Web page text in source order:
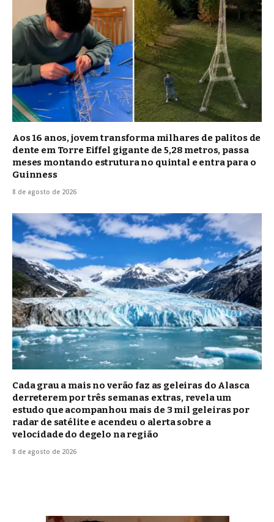
Aos 16 anos, jovem transforma milhares de palitos de
dente em Torre Eiffel gigante de 5,28 metros, passa
meses montando estrutura no quintal e entra para o
Guinness
8 de agosto de 2026
Cada grau a mais no verão faz as geleiras do Alasca
derreterem por três semanas extras, revela um
estudo que acompanhou mais de 3 mil geleiras por
radar de satélite e acendeu o alerta sobre a
velocidade do degelo na região
8 de agosto de 2026